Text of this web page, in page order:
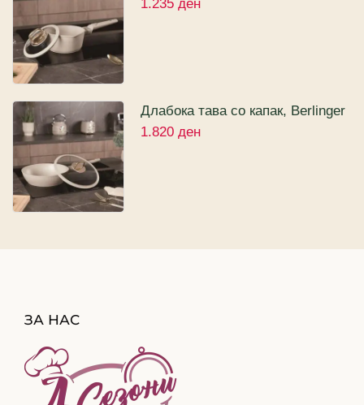
Haus Sahara Collection 16цм
1.235 ден
Длабока тава со капак, Berlinger
Haus Sahara Collection 24цм
1.820 ден
ЗА НАС